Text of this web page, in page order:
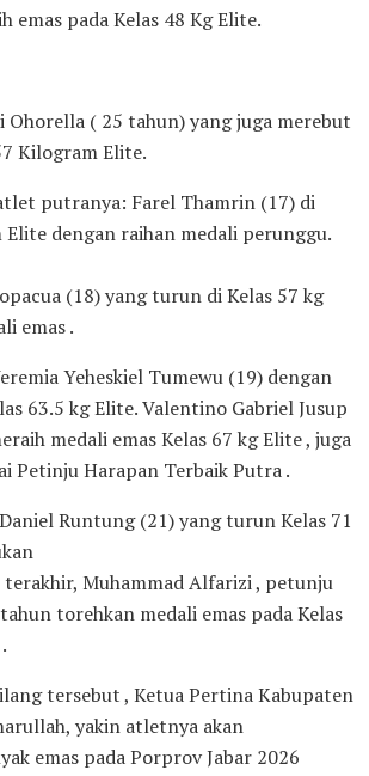
emas pada Kelas 48 Kg Elite.
Ohorella ( 25 tahun) yang juga merebut
Kilogram Elite.
putranya: Farel Thamrin (17) di
Elite dengan raihan medali perunggu.
(18) yang turun di Kelas 57 kg
emas .
Yeheskiel Tumewu (19) dengan
63.5 kg Elite. Valentino Gabriel Jusup
medali emas Kelas 67 kg Elite , juga
Petinju Harapan Terbaik Putra .
Runtung (21) yang turun Kelas 71
terakhir, Muhammad Alfarizi , petunju
torehkan medali emas pada Kelas
tersebut , Ketua Pertina Kabupaten
yakin atletnya akan
emas pada Porprov Jabar 2026